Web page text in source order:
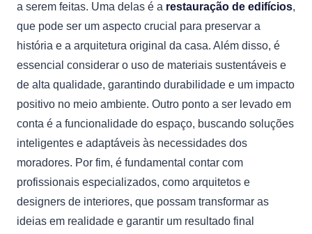
a serem feitas. Uma delas é a restauração de edifícios,
que pode ser um aspecto crucial para preservar a
história e a arquitetura original da casa. Além disso, é
essencial considerar o uso de materiais sustentáveis e
de alta qualidade, garantindo durabilidade e um impacto
positivo no meio ambiente. Outro ponto a ser levado em
conta é a funcionalidade do espaço, buscando soluções
inteligentes e adaptáveis às necessidades dos
moradores. Por fim, é fundamental contar com
profissionais especializados, como arquitetos e
designers de interiores, que possam transformar as
ideias em realidade e garantir um resultado final